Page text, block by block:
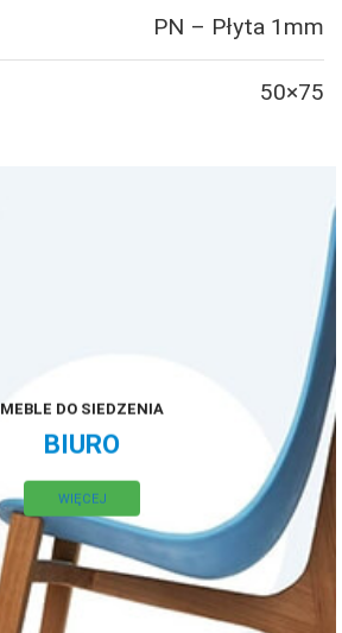
PN – Płyta 1mm
50×75
MEBLE DO SIEDZENIA
BIURO
WIĘCEJ